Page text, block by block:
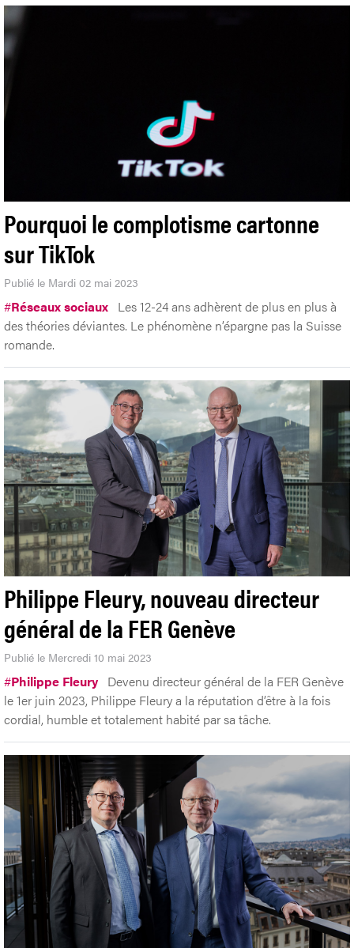
Pourquoi le complotisme cartonne
sur TikTok
Publié le Mardi 02 mai 2023
#Réseaux sociaux Les 12-24 ans adhèrent de plus en plus à
des théories déviantes. Le phénomène n’épargne pas la Suisse
romande.
Philippe Fleury, nouveau directeur
général de la FER Genève
Publié le Mercredi 10 mai 2023
#Philippe Fleury Devenu directeur général de la FER Genève
le 1er juin 2023, Philippe Fleury a la réputation d’être à la fois
cordial, humble et totalement habité par sa tâche.